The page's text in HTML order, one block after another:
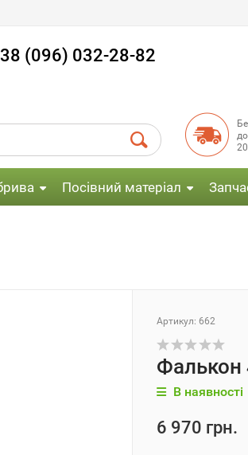
(096) 032-28-82
Посівний матеріал
Артикул: 662
Фалькон
В наявності
6 970 грн.